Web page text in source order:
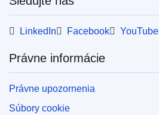
LinkedIn Facebook YouTube
Právne informácie
Právne upozornenia
Súbory cookie